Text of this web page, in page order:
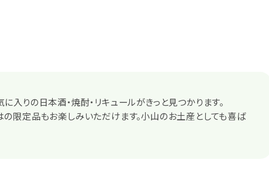
入りの日本酒・焼酎・リキュールがきっと見つかります。
の限定品もお楽しみいただけます。小山のお土産としても喜ば